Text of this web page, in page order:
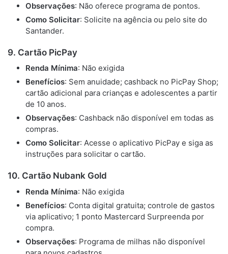
Observações: Não oferece programa de pontos.
Como Solicitar: Solicite na agência ou pelo site do
Santander.
9. Cartão PicPay
Renda Mínima: Não exigida
Benefícios: Sem anuidade; cashback no PicPay Shop;
cartão adicional para crianças e adolescentes a partir
de 10 anos.
Observações: Cashback não disponível em todas as
compras.
Como Solicitar: Acesse o aplicativo PicPay e siga as
instruções para solicitar o cartão.
10. Cartão Nubank Gold
Renda Mínima: Não exigida
Benefícios: Conta digital gratuita; controle de gastos
via aplicativo; 1 ponto Mastercard Surpreenda por
compra.
Observações: Programa de milhas não disponível